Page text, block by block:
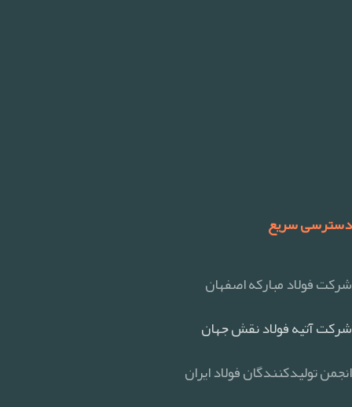
دسترسی سریع
شرکت فولاد مبارکه اصفهان
شرکت آتیه فولاد نقش جهان
انجمن تولیدکنندگان فولاد ایران